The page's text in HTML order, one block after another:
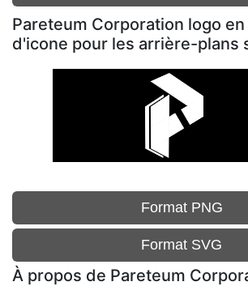
Pareteum Corporation logo
d'icone pour les arrière-plans
Format PNG
Format SVG
À propos de Pareteum